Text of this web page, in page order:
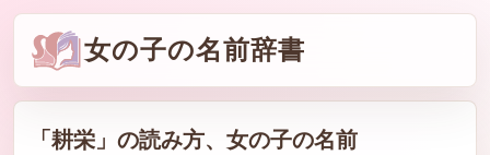
女の子の名前辞書
「耕栄 」の読み方、女の子の名前